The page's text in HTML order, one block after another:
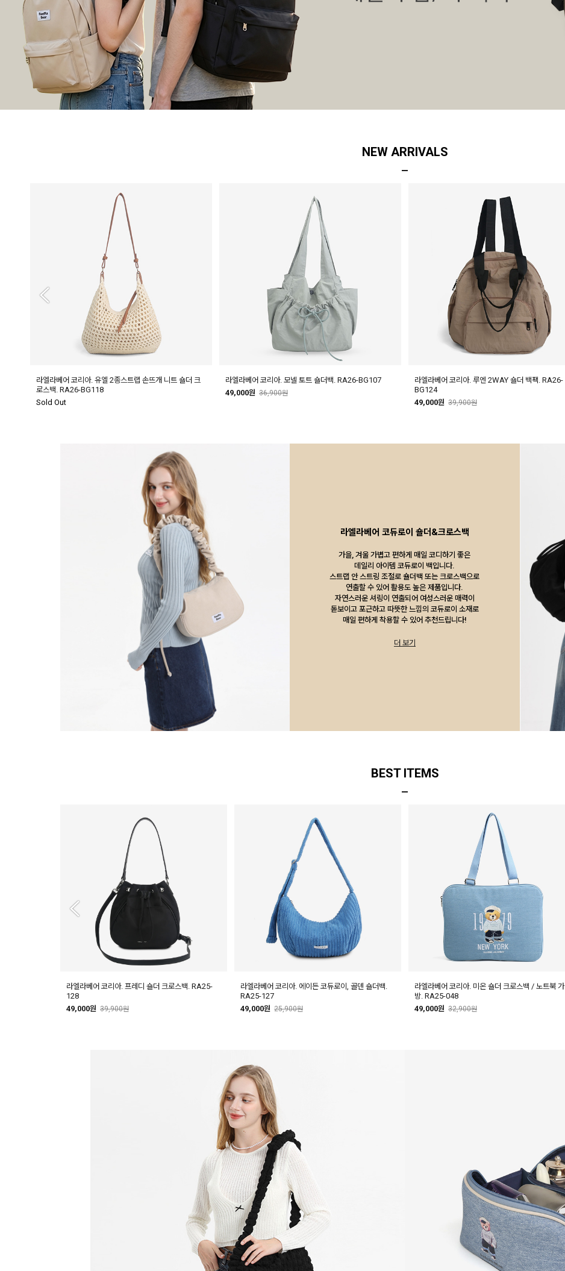
NEW ARRIVALS
라엘라베어 코리아. 유엘 2종스트랩 손뜨개 니트 숄더 크
로스백. RA26-BG118
Sold Out
라엘라베어 코리아. 모넬 토트 숄더백. RA26-BG107
49,000원 36,900원
라엘라베어 코리아. 루엔 2WAY 숄더 백팩. RA26-
BG124
49,000원 39,900원
라엘라베어 코듀로이 숄더&크로스백
가을, 겨울 가볍고 편하게 매일 코디하기 좋은
데일리 아이템 코듀로이 백입니다.
스트랩 안 스트링 조절로 숄더백 또는 크로스백으로
연출할 수 있어 활용도 높은 제품입니다.
자연스러운 셔링이 연출되어 여성스러운 매력이
돋보이고 포근하고 따뜻한 느낌의 코듀로이 소재로
매일 편하게 착용할 수 있어 추천드립니다!
더 보기
BEST ITEMS
라엘라베어 코리아. 프레디 숄더 크로스백. RA25-
128
49,000원 39,900원
라엘라베어 코리아. 에이든 코듀로이, 골덴 숄더백.
RA25-127
49,000원 25,900원
라엘라베어 코리아. 미온 숄더 크로스백 / 노트북 가
방. RA25-048
49,000원 32,900원